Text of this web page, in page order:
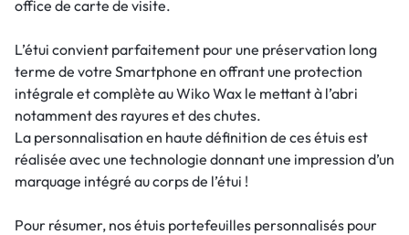
office de carte de visite.
L’étui convient parfaitement pour une préservation long
terme de votre Smartphone en offrant une protection
intégrale et complète au Wiko Wax le mettant à l’abri
notamment des rayures et des chutes.
La personnalisation en haute définition de ces étuis est
réalisée avec une technologie donnant une impression d’un
marquage intégré au corps de l’étui !
Pour résumer, nos étuis portefeuilles personnalisés pour